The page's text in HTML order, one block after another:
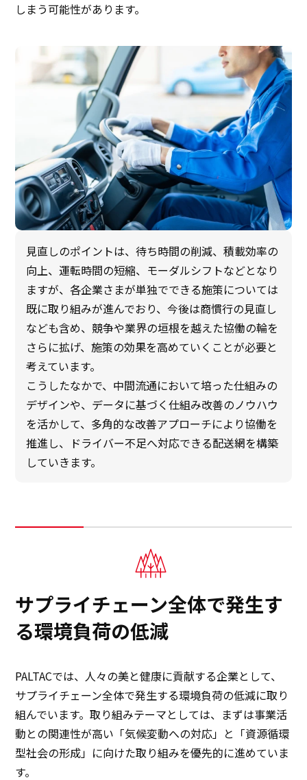
しまう可能性があります。
見直しのポイントは、待ち時間の削減、積載効率の
向上、運転時間の短縮、モーダルシフトなどとなり
ますが、各企業さまが単独でできる施策については
既に取り組みが進んでおり、今後は商慣行の見直し
なども含め、競争や業界の垣根を越えた協働の輪を
さらに拡げ、施策の効果を高めていくことが必要と
考えています。
こうしたなかで、中間流通において培った仕組みの
デザインや、データに基づく仕組み改善のノウハウ
を活かして、多角的な改善アプローチにより協働を
推進し、ドライバー不足へ対応できる配送網を構築
していきます。
サプライチェーン全体で発生す
る環境負荷の低減
PALTACでは、人々の美と健康に貢献する企業として、
サプライチェーン全体で発生する環境負荷の低減に取り
組んでいます。取り組みテーマとしては、まずは事業活
動との関連性が高い「気候変動への対応」と「資源循環
型社会の形成」に向けた取り組みを優先的に進めていま
す。